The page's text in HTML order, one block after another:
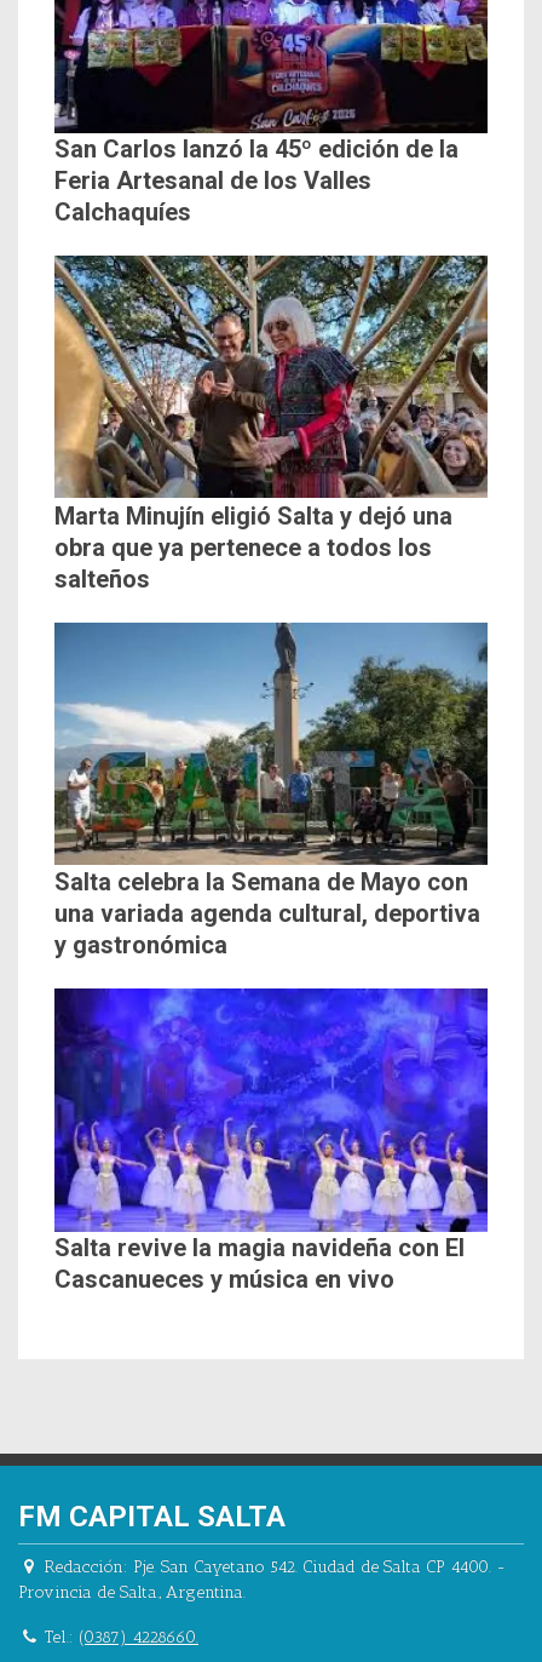
San Carlos lanzó la 45º edición de la
Feria Artesanal de los Valles
Calchaquíes
Marta Minujín eligió Salta y dejó una
obra que ya pertenece a todos los
salteños
Salta celebra la Semana de Mayo con
una variada agenda cultural, deportiva
y gastronómica
Salta revive la magia navideña con El
Cascanueces y música en vivo
FM CAPITAL SALTA
Redacción: Pje. San Cayetano 542. Ciudad de Salta CP 4400. -
Provincia de Salta., Argentina.
Tel.: (0387) 4228660.